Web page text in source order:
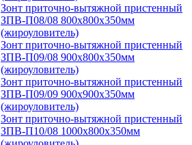
Зонт приточно-вытяжной пристенный
ЗПВ-П08/08 800х800х350мм
(жироуловитель)
Зонт приточно-вытяжной пристенный
ЗПВ-П09/08 900х800х350мм
(жироуловитель)
Зонт приточно-вытяжной пристенный
ЗПВ-П09/09 900х900х350мм
(жироуловитель)
Зонт приточно-вытяжной пристенный
ЗПВ-П10/08 1000х800х350мм